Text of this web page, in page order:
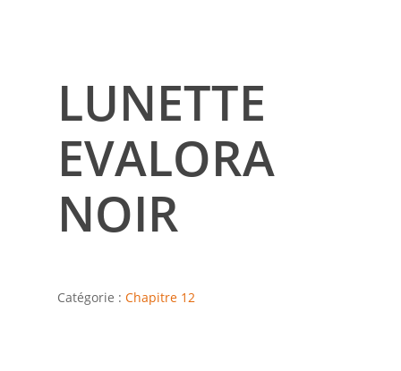
LUNETTE
EVALORA
NOIR
Catégorie : Chapitre 12